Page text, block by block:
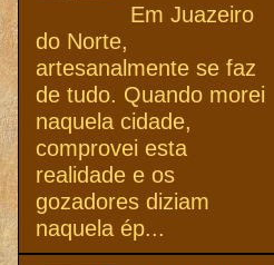
Em Juazeiro
do Norte,
artesanalmente se faz
de tudo. Quando morei
naquela cidade,
comprovei esta
realidade e os
gozadores diziam
naquela ép...